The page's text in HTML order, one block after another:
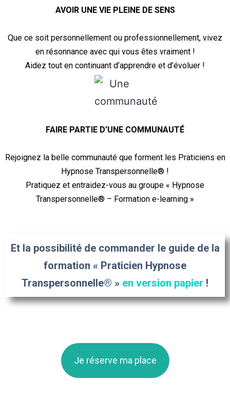
AVOIR UNE VIE PLEINE DE SENS
Que ce soit personnellement ou professionnellement, vivez
en résonnance avec qui vous êtes vraiment !
Aidez tout en continuant d’apprendre et d’évoluer !
FAIRE PARTIE D’UNE COMMUNAUTÉ
Rejoignez la belle communauté que forment les Praticiens en
Hypnose Transpersonnelle® !
Pratiquez et entraidez-vous au groupe « Hypnose
Transpersonnelle® – Formation e-learning »
Et la possibilité de commander le guide de la
formation « Praticien Hypnose
Transpersonnelle® » en version papier !
Je réserve ma place